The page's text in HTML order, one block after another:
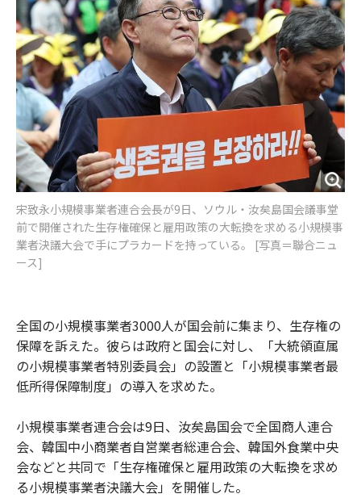
宋致永小規模事業者連合会長が9日、ソウル・汝矣島国会議事堂
前で開催された生存権確保と雇用政策の大転換を求める小規模事
業者決議大会で手にプラカードを持っている。 [写真＝聯合ニュ
ース]
全国の小規模事業者3000人が国会前に集まり、生存権の
保障を訴えた。彼らは政府と国会に対し、「大統領直属
の小規模事業者特別委員会」の設置と「小規模事業者最
低所得保障制度」の導入を求めた。
小規模事業者連合会は9日、汝矣島国会で全国商人連合
会、韓国中小商業者自営業者総連合会、韓国外食業中央
会などと共同で「生存権確保と雇用政策の大転換を求め
る小規模事業者決議大会」を開催した。